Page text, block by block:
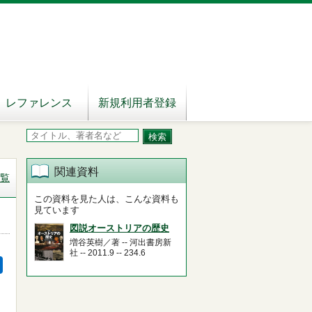
レファレンス 新規利用者登録
関連資料
この資料を見た人は、こんな資料も
見ています
図説オーストリアの歴史
増谷英樹／著 -- 河出書房新
社 -- 2011.9 -- 234.6